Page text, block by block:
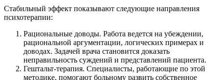
Стабильный эффект показывают следующие направления
психотерапии:
Рациональные доводы. Работа ведется на убеждении,
рациональной аргументации, логических примерах и
доводах. Задачей врача становится доказать
неправильность суждений и представлений пациента.
Гештальт-терапия. Специалисты, работающие по этой
методике, помогают больному развить собственное